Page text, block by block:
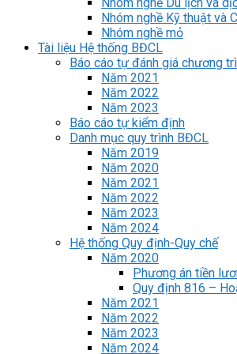
Nhóm nghề Kỹ thuật và
Nhóm nghề mỏ
Tài liệu Hệ thống BĐCL
Báo cáo tự đánh giá chương
Năm 2021
Năm 2022
Năm 2023
Báo cáo tự kiểm định
Danh mục quy trình BĐCL
Năm 2019
Năm 2020
Năm 2021
Năm 2022
Năm 2023
Năm 2024
Hệ thống Quy định-Quy chế
Năm 2020
Phương án tiền
Quy định 816 –
Năm 2021
Năm 2022
Năm 2023
Năm 2024